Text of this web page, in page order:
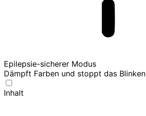
Epilepsie-sicherer Modus
Dämpft Farben und stoppt das Blinken
Inhalt